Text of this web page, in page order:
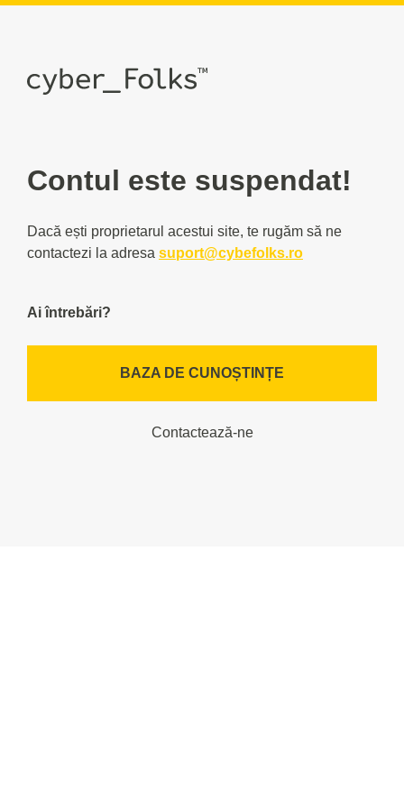
Contul este suspendat!
Dacă ești proprietarul acestui site, te rugăm să ne
contactezi la adresa suport@cybefolks.ro
Ai întrebări?
BAZA DE CUNOȘTINȚE
Contactează-ne